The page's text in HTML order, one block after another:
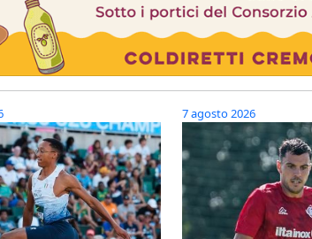
7 agosto 2026